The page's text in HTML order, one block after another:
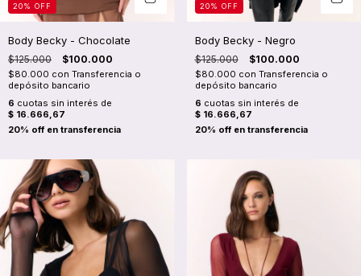
20% OFF
Body Becky - Chocolate
$125.000 $100.000
$80.000 con Transferencia o
depósito bancario
6 cuotas sin interés de
$ 16.666,67
20% OFF
Body Becky - Negro
$125.000 $100.000
$80.000 con Transferencia o
depósito bancario
6 cuotas sin interés de
$ 16.666,67